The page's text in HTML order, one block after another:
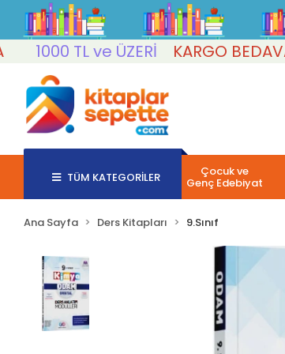
1000 TL ve ÜZERİ
KARGO BEDAVA
TÜM KATEGORİLER Çocuk ve
Genç Edebiyat
Ana Sayfa Ders Kitapları 9.Sınıf